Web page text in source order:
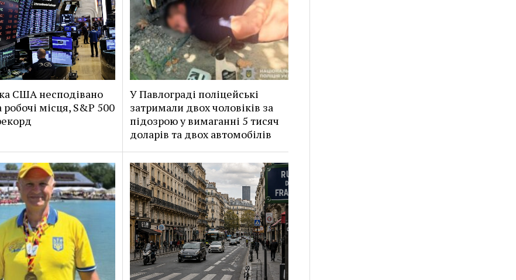
США несподівано
робочі місця, S&P 500
У Павлограді поліцейські
затримали двох чоловіків за
підозрою у вимаганні 5 тисяч
доларів та двох автомобілів